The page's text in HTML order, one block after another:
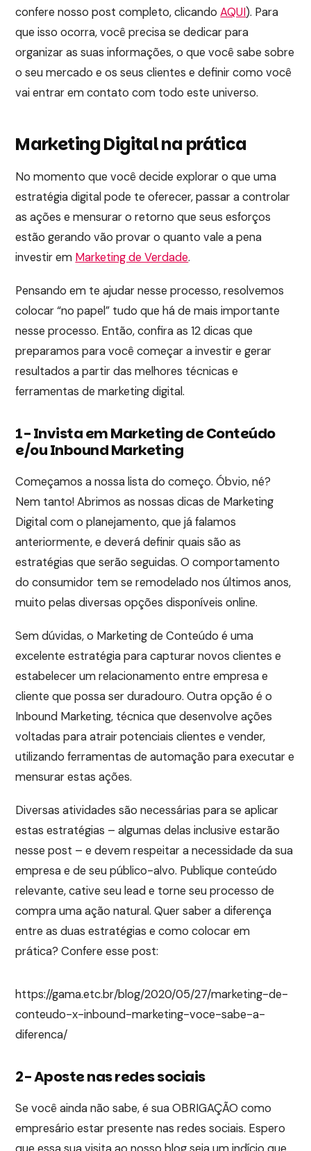
confere nosso post completo, clicandoAQUI). Para
que isso ocorra, você precisa se dedicar para
organizar as suas informações, o que você sabe sobre
o seu mercado e os seus clientes e definir como você
vai entrar em contato com todo este universo.
Marketing Digital na prática
No momento que você decide explorar o que uma
estratégia digital pode te oferecer, passar a controlar
as ações e mensurar o retorno que seus esforços
estão gerando vão provar o quanto vale a pena
investir em Marketing de Verdade.
Pensando em te ajudar nesse processo, resolvemos
colocar “no papel” tudo que há de mais importante
nesse processo. Então, confira as 12 dicas que
preparamos para você começar a investir e gerar
resultados a partir das melhores técnicas e
ferramentas de marketing digital.
1- Invista em Marketing de Conteúdo
e/ou Inbound Marketing
Começamos a nossa lista do começo. Óbvio, né?
Nem tanto! Abrimos as nossas dicas de Marketing
Digital com o planejamento, que já falamos
anteriormente, e deverá definir quais são as
estratégias que serão seguidas. O comportamento
do consumidor tem se remodelado nos últimos anos,
muito pelas diversas opções disponíveis online.
Sem dúvidas, o Marketing de Conteúdo é uma
excelente estratégia para capturar novos clientes e
estabelecer um relacionamento entre empresa e
cliente que possa ser duradouro. Outra opção é o
Inbound Marketing, técnica que desenvolve ações
voltadas para atrair potenciais clientes e vender,
utilizando ferramentas de automação para executar e
mensurar estas ações.
Diversas atividades são necessárias para se aplicar
estas estratégias – algumas delas inclusive estarão
nesse post – e devem respeitar a necessidade da sua
empresa e de seu público-alvo. Publique conteúdo
relevante, cative seu lead e torne seu processo de
compra uma ação natural. Quer saber a diferença
entre as duas estratégias e como colocar em
prática? Confere esse post:
https://gama.etc.br/blog/2020/05/27/marketing-de-
conteudo-x-inbound-marketing-voce-sabe-a-
diferenca/
2- Aposte nas redes sociais
Se você ainda não sabe, é sua OBRIGAÇÃO como
empresário estar presente nas redes sociais. Espero